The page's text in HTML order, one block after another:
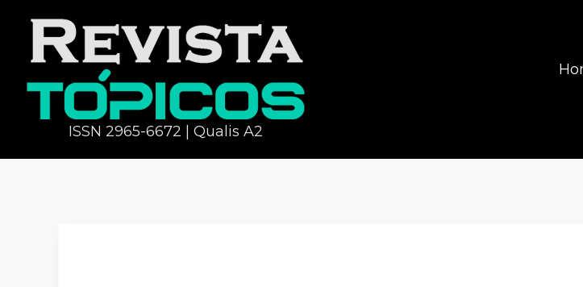
ISSN 2965-6672 | Qualis A2